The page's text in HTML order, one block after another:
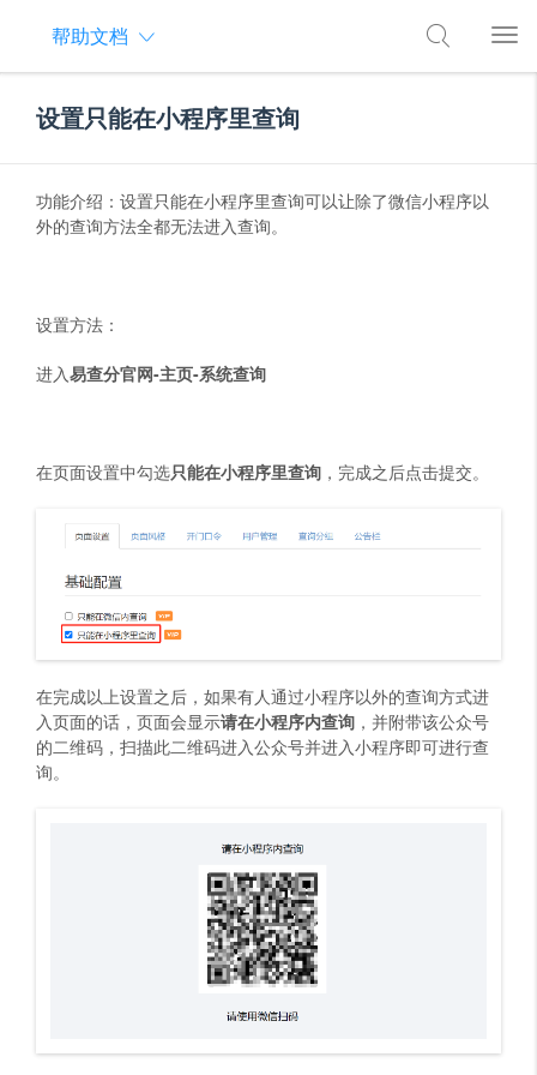
帮助文档
设置只能在小程序里查询
功能介绍：设置只能在小程序里查询可以让除了微信小程序以
外的查询方法全都无法进入查询。
设置方法：
进入易查分官网-主页-系统查询
在页面设置中勾选只能在小程序里查询 ，完成之后点击提交。
在完成以上设置之后，如果有人通过小程序以外的查询方式进
入页面的话，页面会显示请在小程序内查询 ，并附带该公众号
的二维码，扫描此二维码进入公众号并进入小程序即可进行查
询。